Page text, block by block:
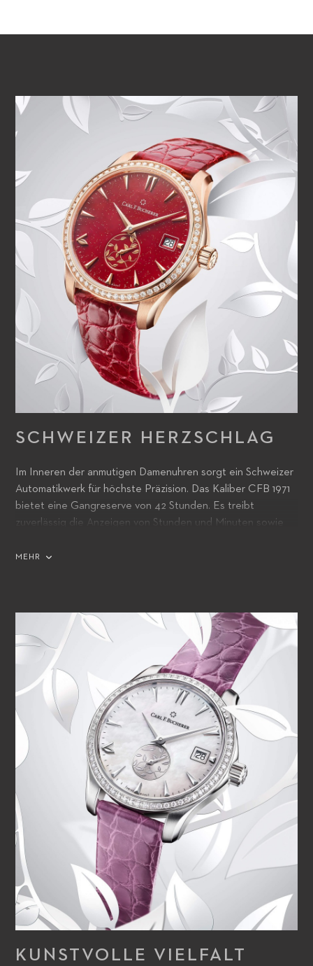
SCHWEIZER HERZSCHLAG
Im Inneren der anmutigen Damenuhren sorgt ein Schweizer
Automatikwerk für höchste Präzision. Das Kaliber CFB 1971
bietet eine Gangreserve von 42 Stunden. Es treibt
zuverlässig die Anzeigen von Stunden und Minuten sowie
Durch den Gehäuseboden aus Saphirglas lassen sich seine
MEHR
KUNSTVOLLE VIELFALT